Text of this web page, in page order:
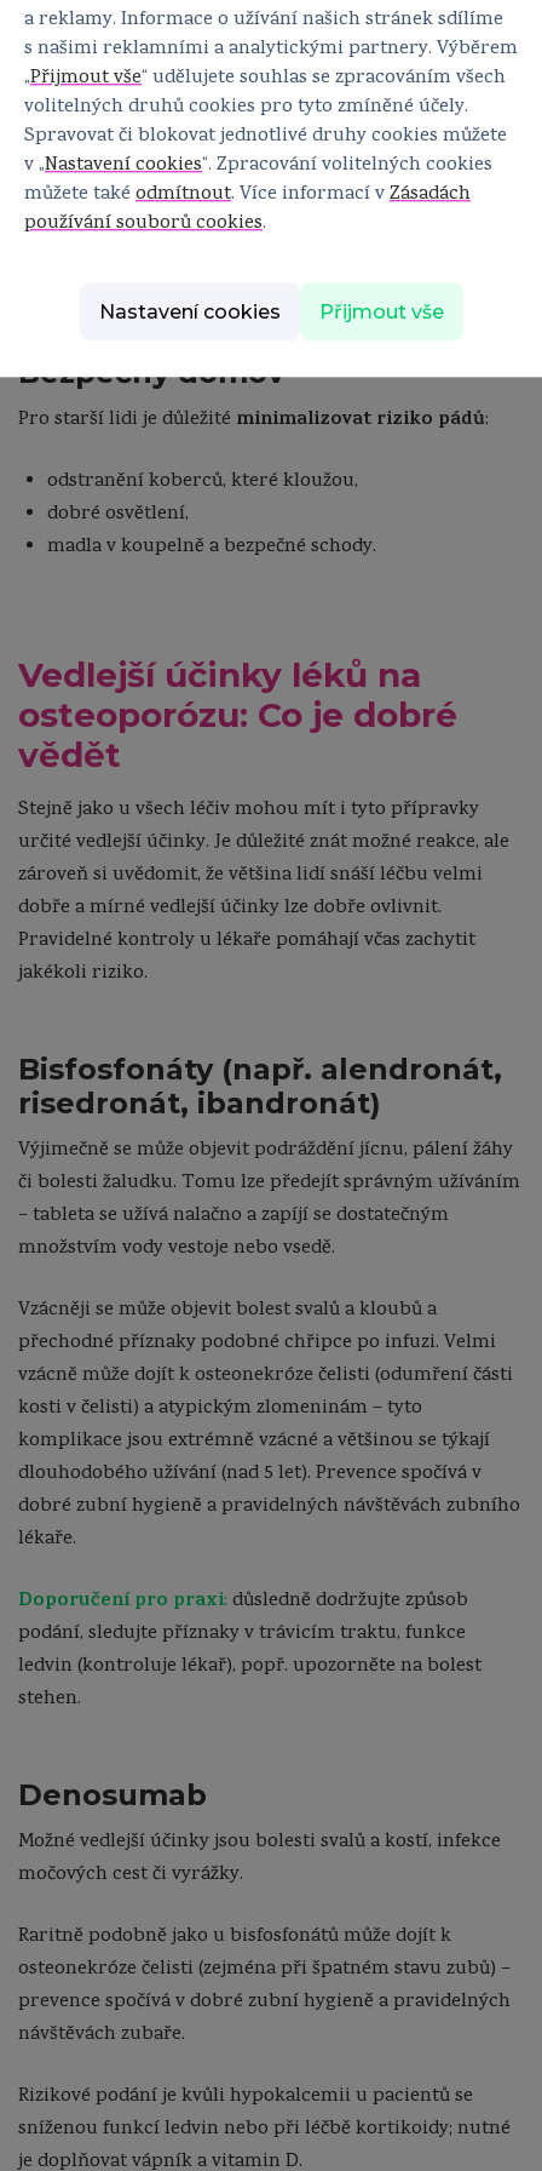
Úprava životního stylu
Co škodí kostem? Kouření, nadměrná konzumace
alkoholu a nedostatek pohybu. Omezit tyto faktory
znamená chránit své kosti. Důležitý je i dostatečný
Bezpečný domov
Pro starší lidi je důležité minimalizovat riziko pádů:
odstranění koberců, které kloužou,
dobré osvětlení,
madla v koupelně a bezpečné schody.
Vedlejší účinky léků na
osteoporózu: Co je dobré
vědět
Stejně jako u všech léčiv mohou mít i tyto přípravky
určité vedlejší účinky. Je důležité znát možné reakce, ale
zároveň si uvědomit, že většina lidí snáší léčbu velmi
dobře a mírné vedlejší účinky lze dobře ovlivnit.
Pravidelné kontroly u lékaře pomáhají včas zachytit
jakékoli riziko.
Bisfosfonáty (např. alendronát,
risedronát, ibandronát)
Výjimečně se může objevit podráždění jícnu, pálení žáhy
či bolesti žaludku. Tomu lze předejít správným užíváním
– tableta se užívá nalačno a zapíjí se dostatečným
množstvím vody vestoje nebo vsedě.
Vzácněji se může objevit bolest svalů a kloubů a
přechodné příznaky podobné chřipce po infuzi. Velmi
vzácně může dojít k osteonekróze čelisti (odumření části
kosti v čelisti) a atypickým zlomeninám – tyto
komplikace jsou extrémně vzácné a většinou se týkají
dlouhodobého užívání (nad 5 let). Prevence spočívá v
dobré zubní hygieně a pravidelných návštěvách zubního
lékaře.
Doporučení pro praxi: důsledně dodržujte způsob
podání, sledujte příznaky v trávicím traktu, funkce
ledvin (kontroluje lékař), popř. upozorněte na bolest
stehen.
Denosumab
Možné vedlejší účinky jsou bolesti svalů a kostí, infekce
močových cest či vyrážky.
Raritně podobně jako u bisfosfonátů může dojít k
osteonekróze čelisti (zejména při špatném stavu zubů) –
prevence spočívá v dobré zubní hygieně a pravidelných
návštěvách zubaře.
Rizikové podání je kvůli hypokalcemii u pacientů se
sníženou funkcí ledvin nebo při léčbě kortikoidy; nutné
je doplňovat vápník a vitamin D.
a reklamy. Informace o užívání našich stránek sdílíme
s našimi reklamními a analytickými partnery. Výběrem
„Přijmout vše“ udělujete souhlas se zpracováním všech
volitelných druhů cookies pro tyto zmíněné účely.
Spravovat či blokovat jednotlivé druhy cookies můžete
v „Nastavení cookies“. Zpracování volitelných cookies
můžete také odmítnout. Více informací vZásadách
používání souborů cookies.
Nastavení cookies Přijmout vše